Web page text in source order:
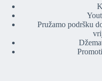
Pružamo podršku